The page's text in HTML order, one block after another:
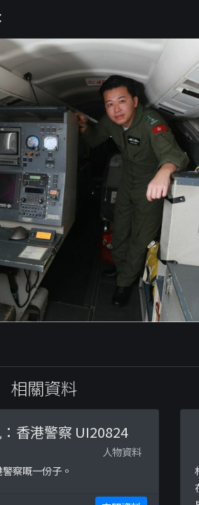
相關資料
香港警察 UI20824
人物資料
察嘅一份子。